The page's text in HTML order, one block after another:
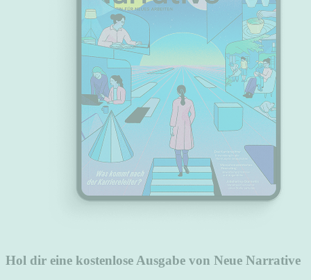
Hol dir eine kostenlose Ausgabe von Neue Narrative